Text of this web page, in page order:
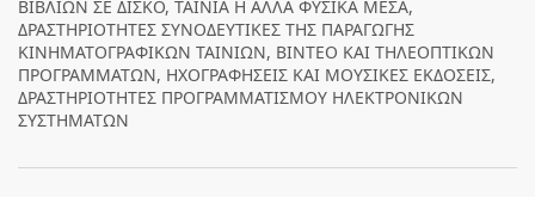
ΒΙΒΛΙΩΝ ΣΕ ΔΙΣΚΟ, ΤΑΙΝΙΑ Η ΑΛΛΑ ΦΥΣΙΚΑ ΜΕΣΑ,
ΔΡΑΣΤΗΡΙΟΤΗΤΕΣ ΣΥΝΟΔΕΥΤΙΚΕΣ ΤΗΣ ΠΑΡΑΓΩΓΗΣ
ΚΙΝΗΜΑΤΟΓΡΑΦΙΚΩΝ ΤΑΙΝΙΩΝ, ΒΙΝΤΕΟ ΚΑΙ ΤΗΛΕΟΠΤΙΚΩΝ
ΠΡΟΓΡΑΜΜΑΤΩΝ, ΗΧΟΓΡΑΦΗΣΕΙΣ ΚΑΙ ΜΟΥΣΙΚΕΣ ΕΚΔΟΣΕΙΣ,
ΔΡΑΣΤΗΡΙΟΤΗΤΕΣ ΠΡΟΓΡΑΜΜΑΤΙΣΜΟΥ ΗΛΕΚΤΡΟΝΙΚΩΝ
ΣΥΣΤΗΜΑΤΩΝ